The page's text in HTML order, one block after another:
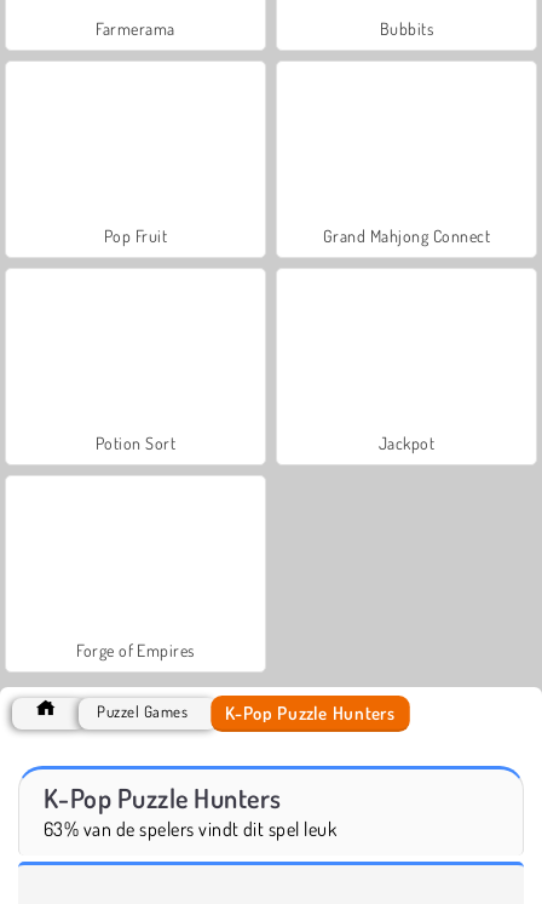
Farmerama Bubbits
Pop Fruit Grand Mahjong Connect
Potion Sort Jackpot
Forge of Empires
Puzzel Games K-Pop Puzzle Hunters
K-Pop Puzzle Hunters
63% van de spelers vindt dit spel leuk